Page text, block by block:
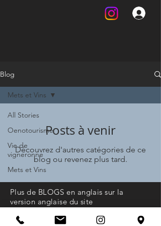
Blog
All Stories
Oenotourisme
Vie de
vigneronne
Mets et Vins
Mets et Vins
Posts à venir
Découvrez d'autres catégories de ce
blog ou revenez plus tard.
Plus de BLOGS en anglais sur la
version anglaise du site